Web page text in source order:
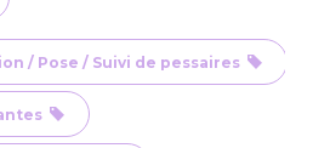
/ Pose / Suivi de pessaires